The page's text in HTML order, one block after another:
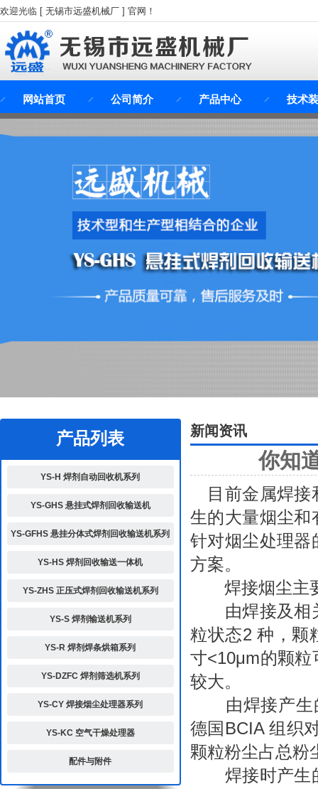
欢迎光临 [ 无锡市远盛机械厂 ] 官网！
网站首页 公司简介 产品中心 技术
产品列表
YS-H 焊剂自动回收机系列
YS-GHS 悬挂式焊剂回收输送机
YS-GFHS 悬挂分体式焊剂回收输送机系列
YS-HS 焊剂回收输送一体机
YS-ZHS 正压式焊剂回收输送机系列
YS-S 焊剂输送机系列
YS-R 焊剂焊条烘箱系列
YS-DZFC 焊剂筛选机系列
YS-CY 焊接烟尘处理器系列
YS-KC 空气干燥处理器
配件与附件
新闻资讯
你知
目前金属焊接
生的大量烟尘和
针对烟尘处理器
方案。
焊接烟尘主
由焊接及相关
粒状态2 种，颗
寸<10μm的颗
较大。
由焊接产生的
德国BCIA 组织
颗粒粉尘占总粉
焊接时产生的